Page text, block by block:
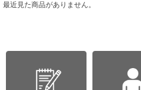
最近見た商品がありません。